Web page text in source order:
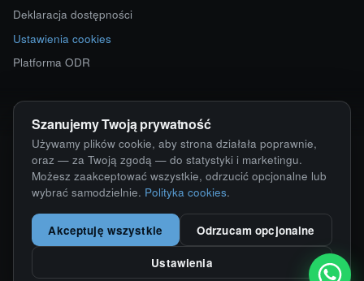
Deklaracja dostępności
Ustawienia cookies
Platforma ODR
KONTAKT
ul. Starokościelna 12
63-750 Sulmierzyce
792 171 171 · 791 110 055
alumy@alugum.pl
© 2026 ALU-GUM Sławomir Wizner · NIP 6211676163
Szanujemy Twoją prywatność
Używamy plików cookie, aby strona działała poprawnie,
oraz — za Twoją zgodą — do statystyki i marketingu.
Możesz zaakceptować wszystkie, odrzucić opcjonalne lub
wybrać samodzielnie. Polityka cookies.
Akceptuję wszystkie Odrzucam opcjonalne
Ustawienia